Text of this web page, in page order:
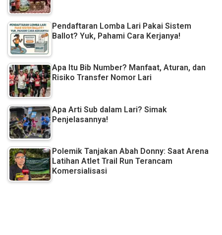
Pendaftaran Lomba Lari Pakai Sistem
Ballot? Yuk, Pahami Cara Kerjanya!
Apa Itu Bib Number? Manfaat, Aturan, dan
Risiko Transfer Nomor Lari
Apa Arti Sub dalam Lari? Simak
Penjelasannya!
Polemik Tanjakan Abah Donny: Saat Arena
Latihan Atlet Trail Run Terancam
Komersialisasi